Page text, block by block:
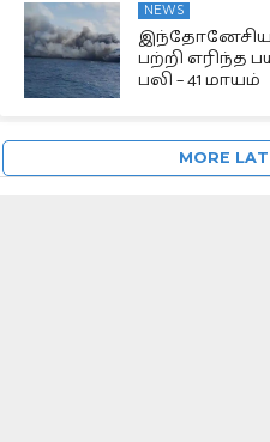
NEWS
பற்றி எரிந்த
பலி – 41 மாயம்
MORE